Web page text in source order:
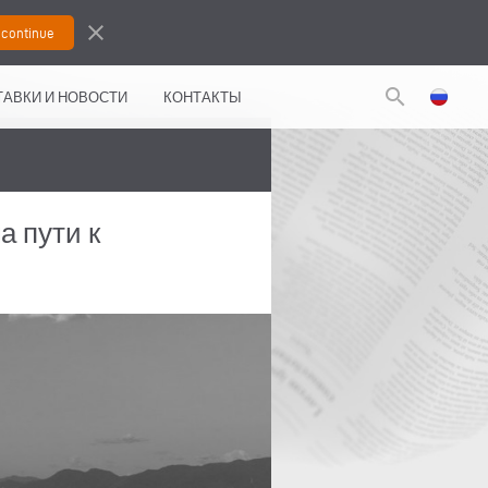
close
И НОВОСТИ КОНТАКТЫ search
пути к